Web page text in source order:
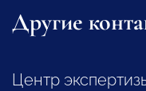
Другие
Центр